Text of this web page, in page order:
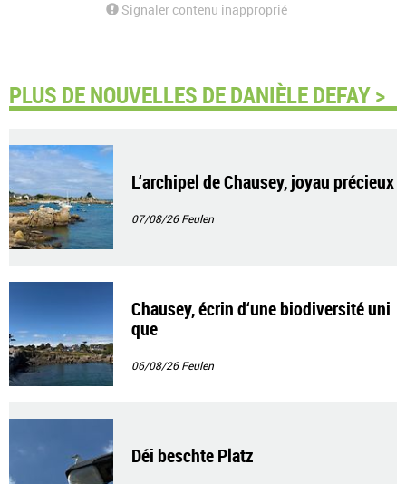
Signaler contenu inapproprié
PLUS DE NOUVELLES DE DANIÈLE DEFAY >
L‘archipel de Chausey, joyau précieux
07/08/26Feulen
Chausey, écrin d‘une biodiversité uni
que
06/08/26Feulen
Déi beschte Platz